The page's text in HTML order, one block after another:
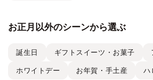
お正月以外のシーンから選ぶ
誕生日 ギフトスイーツ・お菓子
ホワイトデー お年賀・手土産 ハ